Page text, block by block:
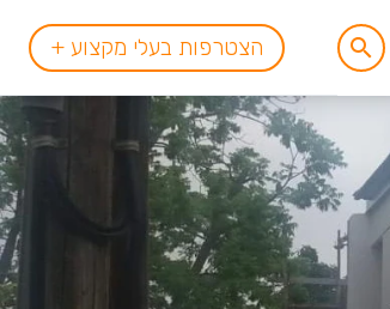
הצטרפות בעלי מקצוע +